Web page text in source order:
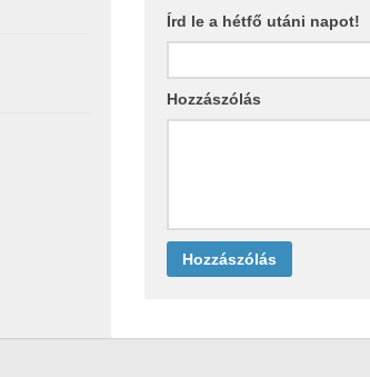
Írd le a hétfő utáni napot!
Hozzászólás